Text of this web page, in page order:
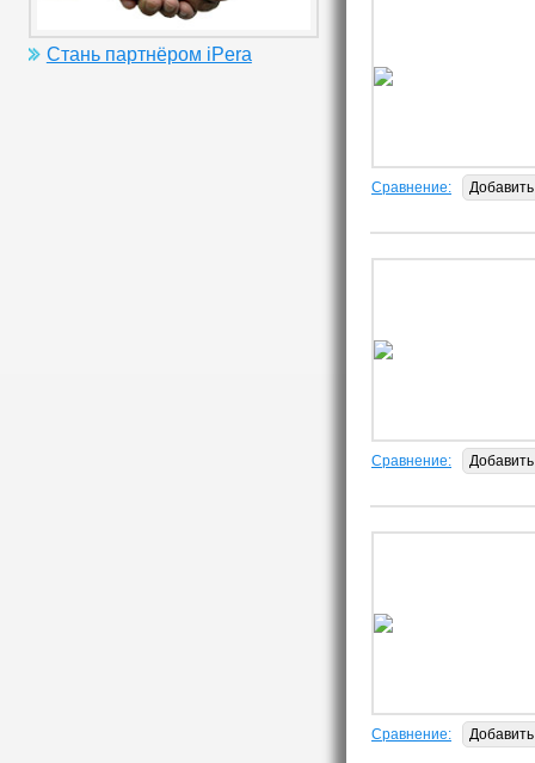
Стань партнёром iPera
Сравнение: Добавить
Сравнение: Добавить
Сравнение: Добавить